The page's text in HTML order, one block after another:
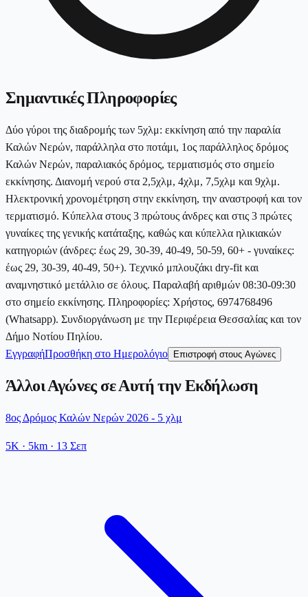
Σημαντικές Πληροφορίες
Δύο γύροι της διαδρομής των 5χλμ: εκκίνηση από την παραλία
Καλών Νερών, παράλληλα στο ποτάμι, 1ος παράλληλος δρόμος
Καλών Νερών, παραλιακός δρόμος, τερματισμός στο σημείο
εκκίνησης. Διανομή νερού στα 2,5χλμ, 4χλμ, 7,5χλμ και 9χλμ.
Ηλεκτρονική χρονομέτρηση στην εκκίνηση, την αναστροφή και τον
τερματισμό. Κύπελλα στους 3 πρώτους άνδρες και στις 3 πρώτες
γυναίκες της γενικής κατάταξης, καθώς και κύπελλα ηλικιακών
κατηγοριών (άνδρες: έως 29, 30-39, 40-49, 50-59, 60+ - γυναίκες:
έως 29, 30-39, 40-49, 50+). Τεχνικό μπλουζάκι dry-fit και
αναμνηστικό μετάλλιο σε όλους. Παραλαβή αριθμών 08:30-09:30
στο σημείο εκκίνησης. Πληροφορίες: Χρήστος, 6974768496
(Whatsapp). Συνδιοργάνωση με την Περιφέρεια Θεσσαλίας και τον
Δήμο Νοτίου Πηλίου.
ΕγγραφήΠροσθήκη στο Ημερολόγιο Επιστροφή στους Αγώνες
Άλλοι Αγώνες σε Αυτή την Εκδήλωση
8ος Δρόμος Καλών Νερών 2026 - 5 χλμ
5K · 5km · 13 Σεπ